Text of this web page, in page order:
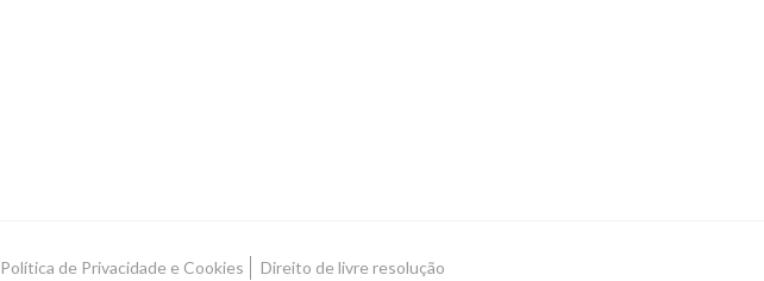
Política de Privacidade e Cookies Direito de livre resolução